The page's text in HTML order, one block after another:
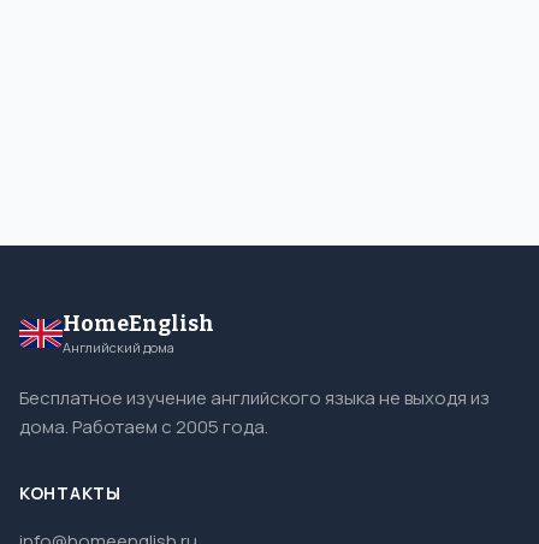
HomeEnglish
Английский дома
Бесплатное изучение английского языка не выходя из
дома. Работаем с 2005 года.
КОНТАКТЫ